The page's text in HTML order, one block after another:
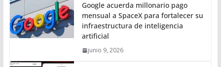
Google acuerda millonario pago
mensual a SpaceX para fortalecer su
infraestructura de inteligencia
artificial
junio 9, 2026